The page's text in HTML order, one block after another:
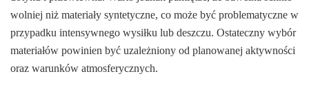
wolniej niż materiały syntetyczne, co może być problematyczne w
przypadku intensywnego wysiłku lub deszczu. Ostateczny wybór
materiałów powinien być uzależniony od planowanej aktywności
oraz warunków atmosferycznych.